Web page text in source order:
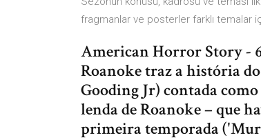
fragmanlar ve posterler farklı temalar
American Horror Story -
Roanoke traz a história
Gooding Jr) contada
lenda de Roanoke – que
primeira temporada